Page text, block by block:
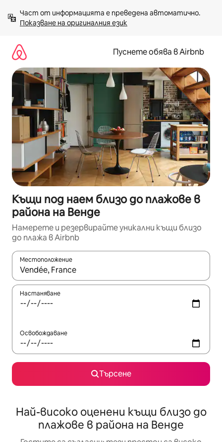
към
съдържанието
Показване на оригиналния език
Пуснете обява в Airbnb
Къщи под наем близо до плажове в
района на Венде
Намерете и резервирайте уникални къщи близо
до плажа в Airbnb
Местоположение
Когато резултатите се покажат, използвайте
Настаняване
Освобождаване
Търсене
Най-високо оценени къщи близо до
плажове в района на Венде